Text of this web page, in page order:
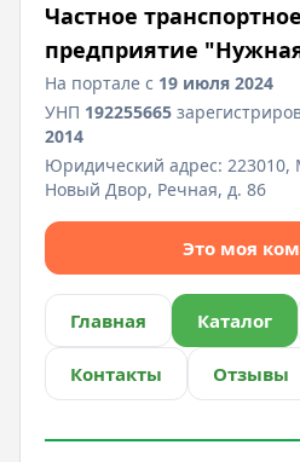
Частное
предприятие
На портале с 19 июля 2024
УНП 192255665
2014
Юридический адрес: 223010,
Новый Двор, Речная, д. 86
Это моя
Главная Каталог
Контакты Отзывы